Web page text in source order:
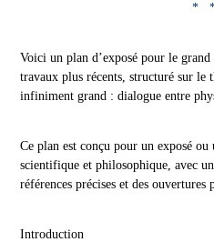
*
Voici un plan d’exposé pour le
travaux plus récents, structuré sur le
infiniment grand : dialogue entre
Ce plan est conçu pour un exposé
scientifique et philosophique, avec
références précises et des ouvertures
Introduction